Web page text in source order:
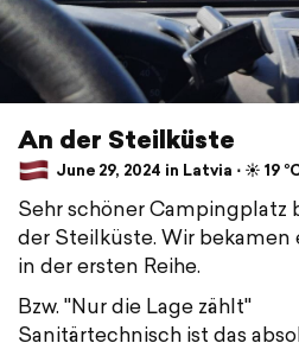
An der Steilküste
June 29, 2024 in Latvia ⋅ ☀️ 19
Sehr schöner Campingplatz
der Steilküste. Wir
in der ersten Reihe.
Bzw. "Nur die Lage zählt"
Sanitärtechnisch ist das